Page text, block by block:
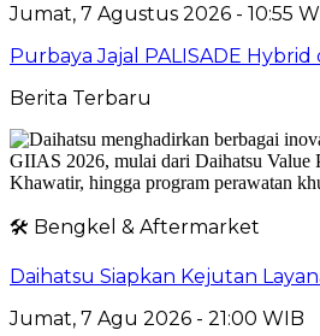
Jumat, 7 Agustus 2026 - 10:55
Purbaya Jajal PALISADE Hybrid
Berita Terbaru
🛠️ Bengkel & Aftermarket
Daihatsu Siapkan Kejutan
Jumat, 7 Agu 2026 - 21:00 WIB